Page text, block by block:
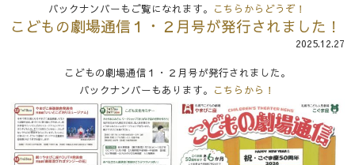
バックナンバーもご覧になれます。 こちらからどうぞ！
こどもの劇場通信１・２月号が発行されました！
2025.12.27
こどもの劇場通信１・２月号が発行されました。
バックナンバーもあります。 こちらから！